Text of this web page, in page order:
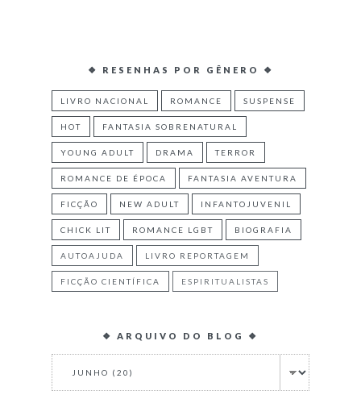
❖ RESENHAS POR GÊNERO ❖
LIVRO NACIONAL ROMANCE SUSPENSE
HOT FANTASIA SOBRENATURAL
YOUNG ADULT DRAMA TERROR
ROMANCE DE ÉPOCA FANTASIA AVENTURA
FICÇÃO NEW ADULT INFANTOJUVENIL
CHICK LIT ROMANCE LGBT BIOGRAFIA
AUTOAJUDA LIVRO REPORTAGEM
FICÇÃO CIENTÍFICA ESPIRITUALISTAS
❖ ARQUIVO DO BLOG ❖